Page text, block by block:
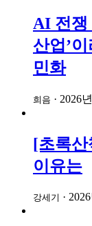
AI 전쟁
산업’
민화
희음 · 2026
[초록산
이유는
강세기 ·